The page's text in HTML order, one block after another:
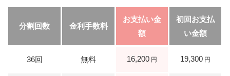
16,200 19,300